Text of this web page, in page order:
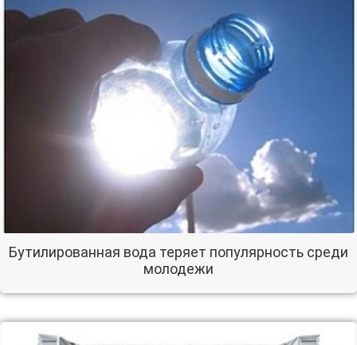
Бутилированная вода теряет популярность среди
молодежи